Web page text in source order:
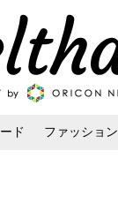
ド ファッション